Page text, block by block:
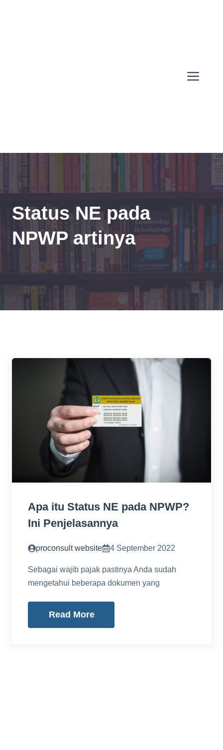
Status NE pada
NPWP artinya
Apa itu Status NE pada NPWP?
Ini Penjelasannya
proconsult website 4 September 2022
Sebagai wajib pajak pastinya Anda sudah
mengetahui beberapa dokumen yang
Read More